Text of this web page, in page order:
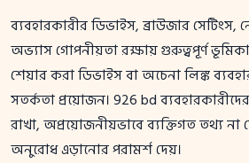
ব্যবহারকারীর ডিভাইস, ব্রাউজার সেটিংস,
অভ্যাস গোপনীয়তা রক্ষায় গুরুত্বপূর্ণ
শেয়ার করা ডিভাইস বা অচেনা লিঙ্ক
সতর্কতা প্রয়োজন। 926 bd
রাখা, অপ্রয়োজনীয়ভাবে ব্যক্তিগত তথ্য
অনুরোধ এড়ানোর পরামর্শ দেয়।